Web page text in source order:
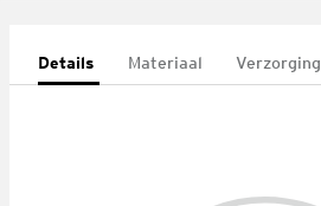
Details Materiaal Verzorging